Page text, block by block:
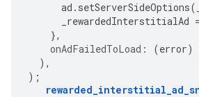
ad . setServerSideOptions(
_rewardedInterstitialAd =
},
onAdFailedToLoad:
(error)
),
);